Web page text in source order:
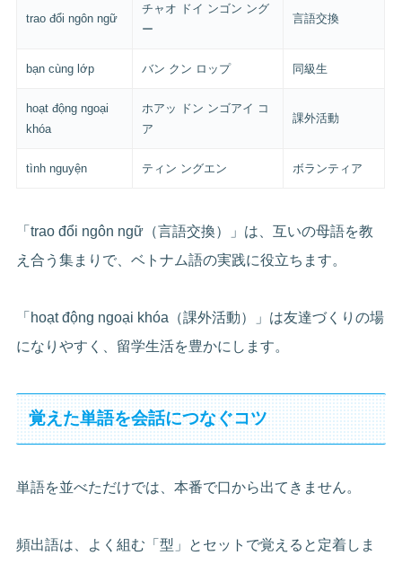
trao đổi ngôn ngữ
チャオ ドイ ンゴン ング
ー
言語交換
bạn cùng lớp バン クン ロップ 同級生
hoạt động ngoại
khóa
ホアッ ドン ンゴアイ コ
ア
課外活動
tình nguyện ティン ングエン ボランティア
「trao đổi ngôn ngữ（言語交換）」は、互いの母語を教
え合う集まりで、ベトナム語の実践に役立ちます。
「hoạt động ngoại khóa（課外活動）」は友達づくりの場
になりやすく、留学生活を豊かにします。
覚えた単語を会話につなぐコツ
単語を並べただけでは、本番で口から出てきません。
頻出語は、よく組む「型」とセットで覚えると定着しま